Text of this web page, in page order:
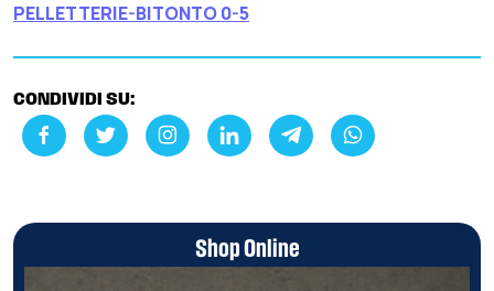
PELLETTERIE-BITONTO 0-5
CONDIVIDI SU:
Shop Online